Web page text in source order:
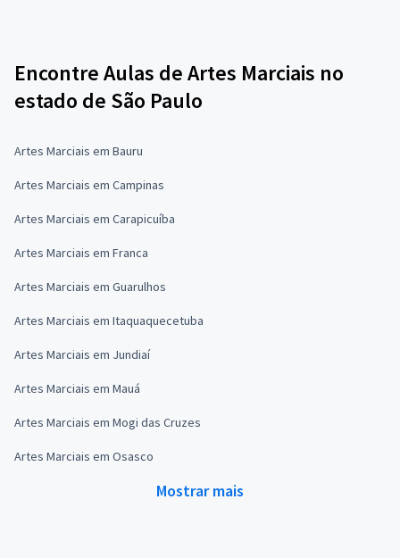
Encontre Aulas de Artes Marciais no
estado de São Paulo
Artes Marciais em Bauru
Artes Marciais em Campinas
Artes Marciais em Carapicuíba
Artes Marciais em Franca
Artes Marciais em Guarulhos
Artes Marciais em Itaquaquecetuba
Artes Marciais em Jundiaí
Artes Marciais em Mauá
Artes Marciais em Mogi das Cruzes
Artes Marciais em Osasco
Mostrar mais